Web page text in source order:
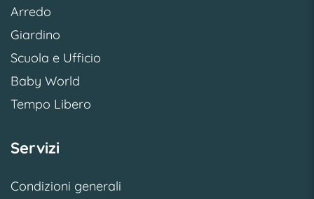
Arredo
Giardino
Scuola e Ufficio
Baby World
Tempo Libero
Servizi
Condizioni generali